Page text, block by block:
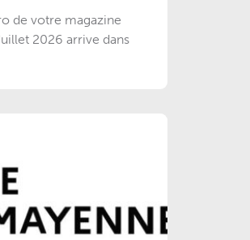
de votre magazine
2026 arrive dans